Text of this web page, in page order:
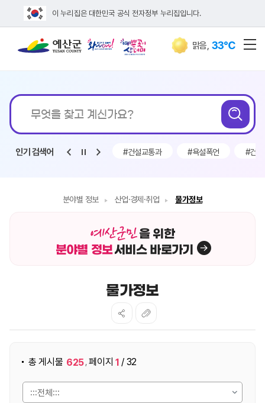
이 누리집은 대한민국 공식 전자정부 누리집입니다.
맑음, 33℃
통합검색
인기 검색어
#채용 #구인 #건설교통과 #욕설폭언 #건설
분야별 정보 산업·경제·취업 물가정보
을 위한
분야별 정보서비스 바로가기
물가정보
총 게시물 625 ,페이지 1 / 32